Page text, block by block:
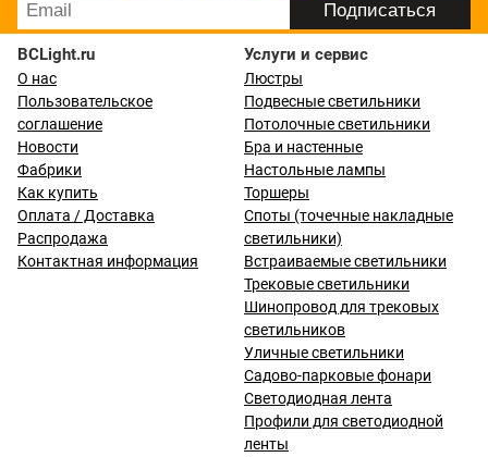
BCLight.ru
О нас
Пользовательское
соглашение
Новости
Фабрики
Как купить
Оплата / Доставка
Распродажа
Контактная информация
Услуги и сервис
Люстры
Подвесные светильники
Потолочные светильники
Бра и настенные
Настольные лампы
Торшеры
Споты (точечные накладные
светильники)
Встраиваемые светильники
Трековые светильники
Шинопровод для трековых
светильников
Уличные светильники
Садово-парковые фонари
Светодиодная лента
Профили для светодиодной
ленты